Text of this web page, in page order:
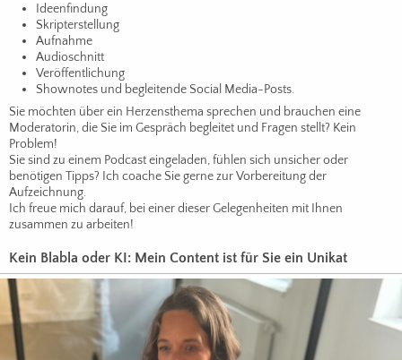
Ideenfindung
Skripterstellung
Aufnahme
Audioschnitt
Veröffentlichung
Shownotes und begleitende Social Media-Posts.
Sie möchten über ein Herzensthema sprechen und brauchen eine
Moderatorin, die Sie im Gespräch begleitet und Fragen stellt? Kein
Problem!
Sie sind zu einem Podcast eingeladen, fühlen sich unsicher oder
benötigen Tipps? Ich coache Sie gerne zur Vorbereitung der
Aufzeichnung.
Ich freue mich darauf, bei einer dieser Gelegenheiten mit Ihnen
zusammen zu arbeiten!
Kein Blabla oder KI: Mein Content ist für Sie ein Unikat